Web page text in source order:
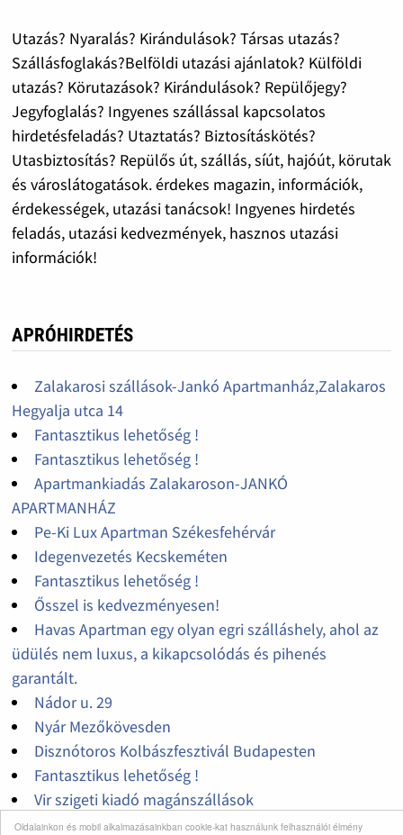
Oldalainkon és mobil alkalmazásainkban cookie-kat használunk felhasználói élmény
Utazás? Nyaralás? Kirándulások? Társas utazás?
Szállásfoglakás?Belföldi utazási ajánlatok? Külföldi
utazás? Körutazások? Kirándulások? Repülőjegy?
Jegyfoglalás? Ingyenes szállással kapcsolatos
hirdetésfeladás? Utaztatás? Biztosításkötés?
Utasbiztosítás? Repülős út, szállás, síút, hajóút, körutak
és városlátogatások. érdekes magazin, információk,
érdekességek, utazási tanácsok! Ingyenes hirdetés
feladás, utazási kedvezmények, hasznos utazási
információk!
APRÓHIRDETÉS
Zalakarosi szállások-Jankó Apartmanház,Zalakaros
Hegyalja utca 14
Fantasztikus lehetőség !
Fantasztikus lehetőség !
Apartmankiadás Zalakaroson-JANKÓ
APARTMANHÁZ
Pe-Ki Lux Apartman Székesfehérvár
Idegenvezetés Kecskeméten
Fantasztikus lehetőség !
Ősszel is kedvezményesen!
Havas Apartman egy olyan egri szálláshely, ahol az
üdülés nem luxus, a kikapcsolódás és pihenés
garantált.
Nádor u. 29
Nyár Mezőkövesden
Disznótoros Kolbászfesztivál Budapesten
Fantasztikus lehetőség !
Vir szigeti kiadó magánszállások
Gréti nyaraló Balatonszárszón 6+3 fő részere kiadó